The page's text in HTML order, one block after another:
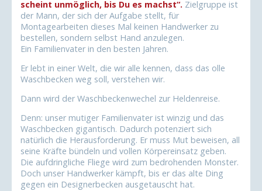
scheint unmöglich, bis Du es machst“. Zielgruppe ist
der Mann, der sich der Aufgabe stellt, für
Montagearbeiten dieses Mal keinen Handwerker zu
bestellen, sondern selbst Hand anzulegen.
Ein Familienvater in den besten Jahren.
Er lebt in einer Welt, die wir alle kennen, dass das olle
Waschbecken weg soll, verstehen wir.
Dann wird der Waschbeckenwechel zur Heldenreise.
Denn: unser mutiger Familienvater ist winzig und das
Waschbecken gigantisch. Dadurch potenziert sich
natürlich die Herausforderung. Er muss Mut beweisen, all
seine Kräfte bündeln und vollen Körpereinsatz geben.
Die aufdringliche Fliege wird zum bedrohenden Monster.
Doch unser Handwerker kämpft, bis er das alte Ding
gegen ein Designerbecken ausgetauscht hat.